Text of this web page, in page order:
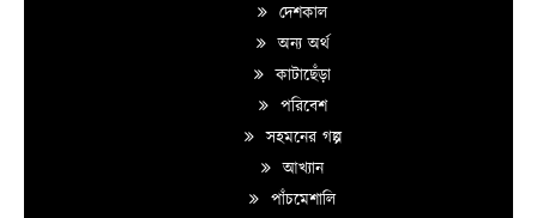
দেশকাল
অন্য অর্থ
কাটাছেঁড়া
পরিবেশ
সহমনের গল্প
আখ্যান
পাঁচমেশালি